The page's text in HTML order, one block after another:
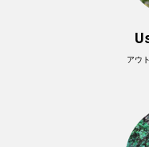
アウ